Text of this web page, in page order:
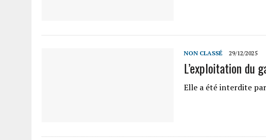
NON CLASSÉ 29/12/2025
L’exploitation du
Elle a été interdite